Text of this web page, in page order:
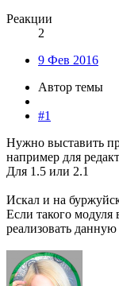
Реакции
2
9 Фев 2016
Автор темы
#1
Нужно выставить
например для
Для 1.5 или 2.1
Искал и на
Если такого
реализовать данную